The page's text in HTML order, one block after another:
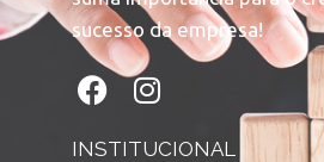
sucesso da empresa!
INSTITUCIONAL